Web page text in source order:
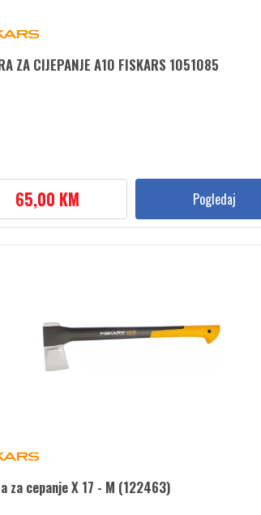
ZA CIJEPANJE A10 FISKARS 1051085
65,00 KM Pogledaj
za cepanje X 17 - M (122463)